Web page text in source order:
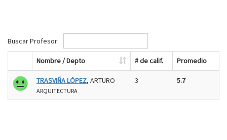
Buscar Profesor:
Nombre / Depto # de calif. Promedio
TRASVIÑA LÓPEZ, ARTURO
ARQUITECTURA
3 5.7